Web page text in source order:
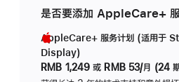
是否要添加 AppleCare+ 服
AppleCare+ 服务计划 (适用于
Display)
RMB 1,249 或 RMB 53/月 (24